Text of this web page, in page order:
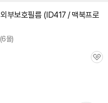
기
외부보호필름 (ID417 / 맥북프로
(6몰)
관